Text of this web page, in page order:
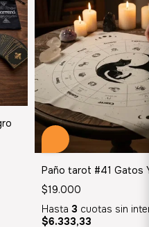
Paño tarot #41 Gatos
$19.000
Hasta3 cuotas sin
$6.333,33